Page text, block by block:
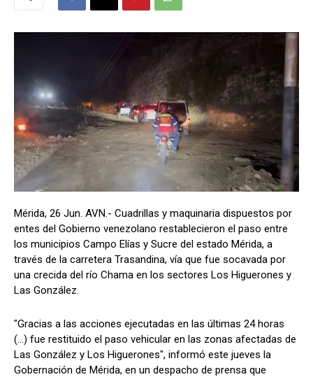
Mérida, 26 Jun. AVN.- Cuadrillas y maquinaria dispuestos por
entes del Gobierno venezolano restablecieron el paso entre
los municipios Campo Elías y Sucre del estado Mérida, a
través de la carretera Trasandina, vía que fue socavada por
una crecida del río Chama en los sectores Los Higuerones y
Las González.
"Gracias a las acciones ejecutadas en las últimas 24 horas
(...) fue restituido el paso vehicular en las zonas afectadas de
Las González y Los Higuerones", informó este jueves la
Gobernación de Mérida, en un despacho de prensa que